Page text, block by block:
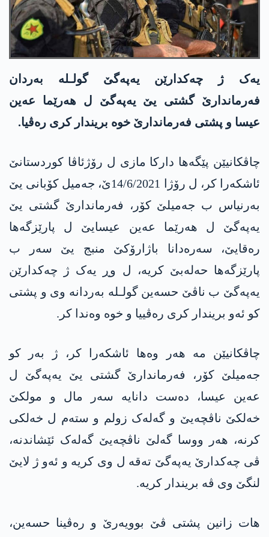
یەک ژ چەکدارێن یەپەگێ گولـلە بەردان
فەرماندارێ گشتی یێ یەپەگێ ل هەرێما عەین
عیسا و پشتی فەرماندارێ خوە بریندار کری رەڤیا.
چاڤکانیێن پێگەها دارکا مازی ل رۆژئاڤا کوردستانێ
ئاشکەرا کر، ل رۆژا 14/6/2021ێ، جەمیل کۆبانی یێ
بەرنیاس ب جەمیلێ کۆر، فەرماندارێ گشتی یێ
یەپەگێ ل هەرێما عەین عیسایێ ل پارێزگەها
رەقایێ، سەرەدانا باژارۆکێ منبج یێ سەر ب
پارێزگەها حەلەبێ کریە، ل وڕ یەک ژ چەکدارێن
یەپەگێ ب ناڤێ حسەین گولـلە بەردانە وی و پشتی
کو ئەو بریندار کری رەڤییا و خوە وەندا کر.
چاڤکانیێن مە هەر وەها ئاشکەرا کر، ژ بەر کو
جەمیلێ کۆر، فەرماندارێ گشتی یێ یەپەگێ ل
عەین عیسا، دەست دانایە سەر مال و مولکێ
خەلکێ ناڤچەیێ و گەلەک زولم و ستەم ل خەلکی
کرنە، هەر ووسا گەلێ ناڤچەیێ گەلەک ئێشاندنە،
ڤی چەکدارێ یەپەگێ تەقە ل وی کریە و ئەو ژ لایێ
لنگێ وی ڤە بریندار کریە.
هات زانین پشتی ڤێ بوویەرێ و رەڤینا حسەین،